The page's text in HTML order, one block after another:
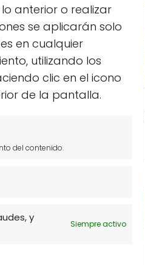
anterior o realizar
se aplicarán solo
en cualquier
utilizando los
clic en el icono
de la pantalla.
del contenido.
y
Siempre activo
comienza con
los pasos
20 minutos,